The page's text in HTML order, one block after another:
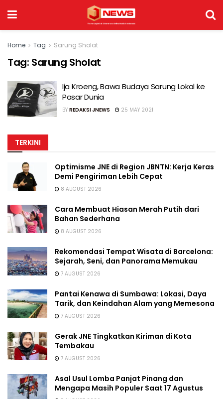
Home Tag Sarung Sholat
Tag: Sarung Sholat
Ija Kroeng, Bawa Budaya Sarung Lokal ke
Pasar Dunia
BY REDAKSI JNEWS 25 MAY 2021
TERKINI
Optimisme JNE di Region JBNTN: Kerja Keras
Demi Pengiriman Lebih Cepat
8 AUGUST 2026
Cara Membuat Hiasan Merah Putih dari
Bahan Sederhana
8 AUGUST 2026
Rekomendasi Tempat Wisata di Barcelona:
Sejarah, Seni, dan Panorama Memukau
7 AUGUST 2026
Pantai Kenawa di Sumbawa: Lokasi, Daya
Tarik, dan Keindahan Alam yang Memesona
7 AUGUST 2026
Gerak JNE Tingkatkan Kiriman di Kota
Tembakau
7 AUGUST 2026
Asal Usul Lomba Panjat Pinang dan
Mengapa Masih Populer Saat 17 Agustus